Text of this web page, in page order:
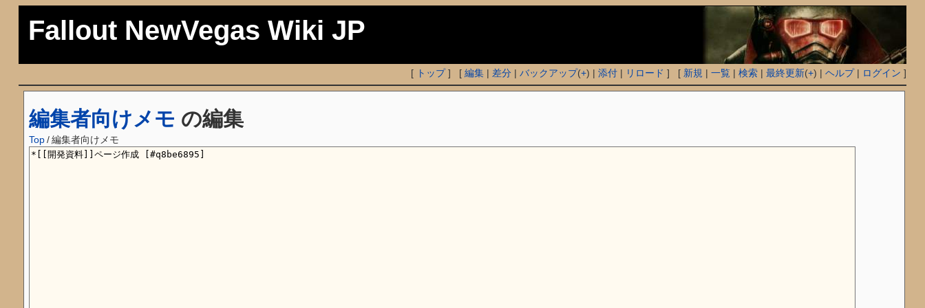
Fallout NewVegas Wiki JP
[ トップ] [編集 | 差分 |バックアップ(+) |添付 | リロード ] [ 新規 |一覧 |検索 |最終更新(+) |ヘルプ| ログイン ]
編集者向けメモ の編集
Top/編集者向けメモ